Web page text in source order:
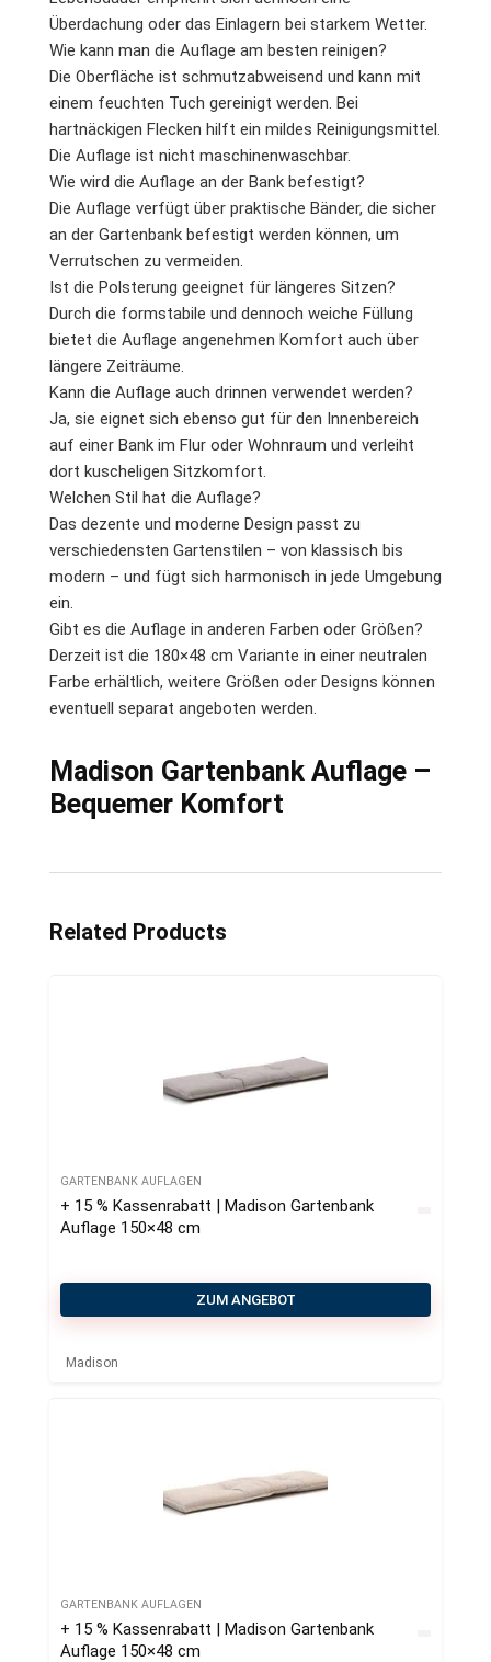
Überdachung oder das Einlagern bei starkem Wetter.
Wie kann man die Auflage am besten reinigen?
Die Oberfläche ist schmutzabweisend und kann mit
einem feuchten Tuch gereinigt werden. Bei
hartnäckigen Flecken hilft ein mildes Reinigungsmittel.
Die Auflage ist nicht maschinenwaschbar.
Wie wird die Auflage an der Bank befestigt?
Die Auflage verfügt über praktische Bänder, die sicher
an der Gartenbank befestigt werden können, um
Verrutschen zu vermeiden.
Ist die Polsterung geeignet für längeres Sitzen?
Durch die formstabile und dennoch weiche Füllung
bietet die Auflage angenehmen Komfort auch über
längere Zeiträume.
Kann die Auflage auch drinnen verwendet werden?
Ja, sie eignet sich ebenso gut für den Innenbereich
auf einer Bank im Flur oder Wohnraum und verleiht
dort kuscheligen Sitzkomfort.
Welchen Stil hat die Auflage?
Das dezente und moderne Design passt zu
verschiedensten Gartenstilen – von klassisch bis
modern – und fügt sich harmonisch in jede Umgebung
ein.
Gibt es die Auflage in anderen Farben oder Größen?
Derzeit ist die 180×48 cm Variante in einer neutralen
Farbe erhältlich, weitere Größen oder Designs können
eventuell separat angeboten werden.
Madison Gartenbank Auflage –
Bequemer Komfort
Related Products
GARTENBANK AUFLAGEN
+ 15 % Kassenrabatt | Madison Gartenbank
Auflage 150×48 cm
ZUM ANGEBOT
Madison
GARTENBANK AUFLAGEN
+ 15 % Kassenrabatt | Madison Gartenbank
Auflage 150×48 cm